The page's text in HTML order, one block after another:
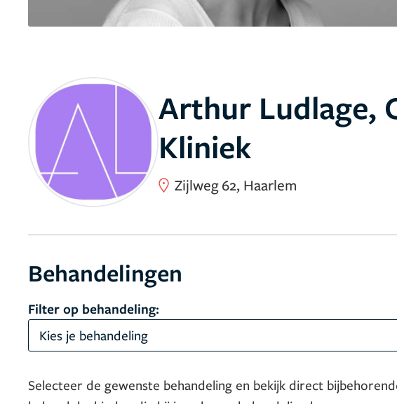
Arthur Ludlage,
Kliniek
Zijlweg 62, Haarlem
Behandelingen
Filter op behandeling:
Kies je behandeling
Selecteer de gewenste behandeling en bekijk direct